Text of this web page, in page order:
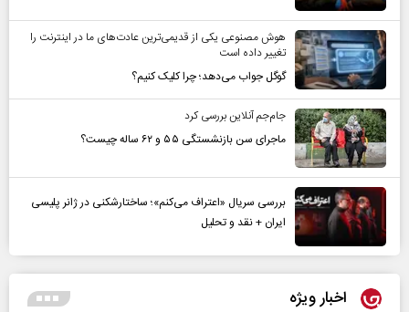
هوش مصنوعی یکی از قدیمی‌ترین عادت‌های ما در اینترنت را
تغییر داده است
گوگل جواب می‌دهد؛ چرا کلیک کنیم؟
جام‌جم آنلاین بررسی کرد
ماجرای سن بازنشستگی ۵۵ و ۶۲ ساله چیست؟
بررسی سریال «اعتراف می‌کنم»؛ ساختارشکنی در ژانر پلیسی
ایران + نقد و تحلیل
اخبار ویژه